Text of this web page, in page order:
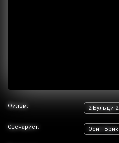
Фильм: 2 Бульди 2
Сценарист: Осип Брик